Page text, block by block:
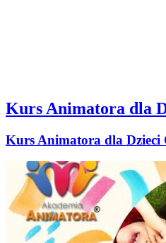
Kurs Animatora dla
Kurs Animatora dla Dzieci